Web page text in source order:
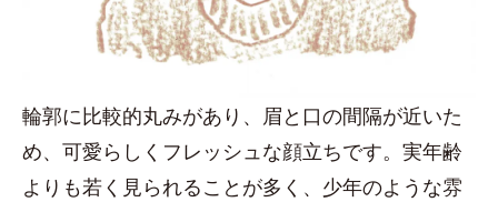
輪郭に比較的丸みがあり、眉と口の間隔が近いた
め、可愛らしくフレッシュな顔立ちです。実年齢
よりも若く見られることが多く、少年のような雰